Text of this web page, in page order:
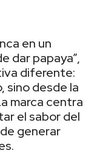
en un
dar papaya”,
diferente:
sino desde la
marca centra
el sabor del
generar